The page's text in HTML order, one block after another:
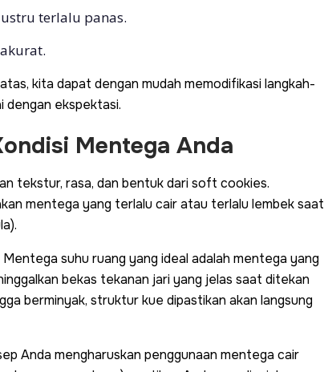
terlalu panas.
kita dapat dengan mudah memodifikasi langkah-
dengan ekspektasi.
Mentega Anda
tekstur, rasa, dan bentuk darisoft cookies.
mentega yang terlalu cair atau terlalu lembek saat
Mentega suhu ruang yang ideal adalah mentega yang
bekas tekanan jari yang jelas saat ditekan
berminyak, struktur kue dipastikan akan langsung
Anda mengharuskan penggunaan mentega cair